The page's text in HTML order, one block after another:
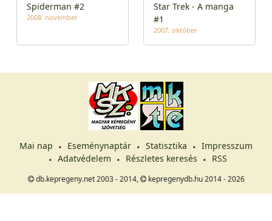
Spiderman #2
2008. november
Star Trek - A manga
#1
2007. október
Mai nap Eseménynaptár Statisztika
Impresszum
Adatvédelem
Részletes keresés RSS
db.kepregeny.net 2003 - 2014, kepregenydb.hu 2014 - 2026